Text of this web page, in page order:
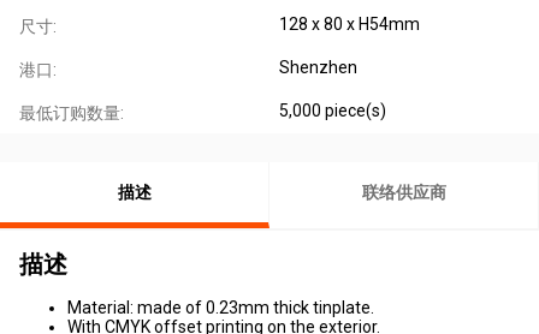
尺寸: 128 x 80 x H54mm
港口: Shenzhen
最低订购数量: 5,000 piece(s)
描述 联络供应商
描述
Material: made of 0.23mm thick tinplate.
With CMYK offset printing on the exterior.